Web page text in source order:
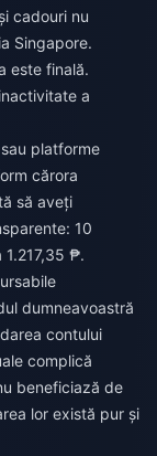
cadouri nu
Singapore.
este finală.
a
platforme
cărora
să aveți
10
₱.
dumneavoastră
contului
complică
beneficiază de
lor există pur și